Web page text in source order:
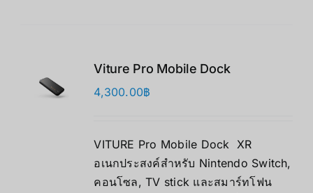
Viture Pro Mobile Dock
4,300.00฿
VITURE Pro Mobile Dock XR
อเนกประสงค์สำหรับ Nintendo Switch,
คอนโซล, TV stick และสมาร์ทโฟน